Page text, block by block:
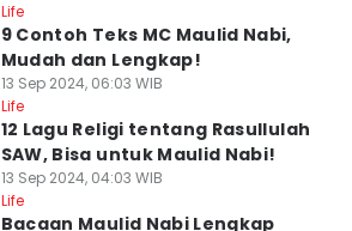
Life
9 Contoh Teks MC Maulid Nabi,
Mudah dan Lengkap!
13 Sep 2024, 06:03 WIB
Life
12 Lagu Religi tentang Rasullulah
SAW, Bisa untuk Maulid Nabi!
13 Sep 2024, 04:03 WIB
Life
Bacaan Maulid Nabi Lengkap